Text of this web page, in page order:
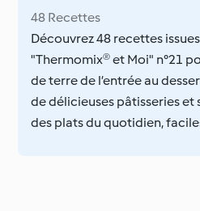
48 Recettes
Découvrez 48 recettes
"Thermomix® et Moi" n°21
de terre de l’entrée au
de délicieuses pâtisseries et
des plats du quotidien,